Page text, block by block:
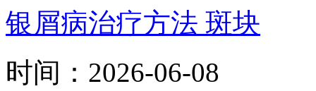
银屑病治疗方法 斑块
时间： 2026-06-08